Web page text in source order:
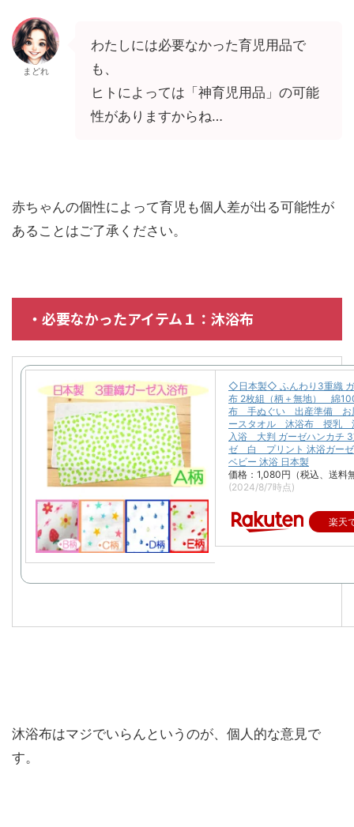
まどれ
わたしには必要なかった育児用品で
も、
ヒトによっては「神育児用品」の可能
性がありますからね…
赤ちゃんの個性によって育児も個人差が出る可能性が
あることはご了承ください。
・必要なかったアイテム１：沐浴布
◇日本製◇ ふんわり3重織
布 2枚組（柄＋無地） 綿
布 手ぬぐい 出産準備 お
ースタオル 沐浴布 授
入浴 大判 ガーゼハンカチ
ゼ 白 プリント 沐浴ガーゼ
ベビー 沐浴 日本製
価格：1,080円（税込、送料
(2024/8/7時点)
楽天
沐浴布はマジでいらんというのが、個人的な意見で
す。